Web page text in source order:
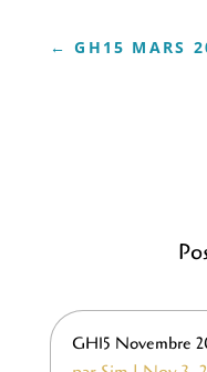
←GH15 MARS
GH15 Novembre